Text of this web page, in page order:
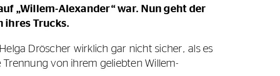
„Willem-Alexander“ war. Nun geht der
ihres Trucks.
Dröscher wirklich gar nicht sicher, als es
von ihrem geliebten Willem-